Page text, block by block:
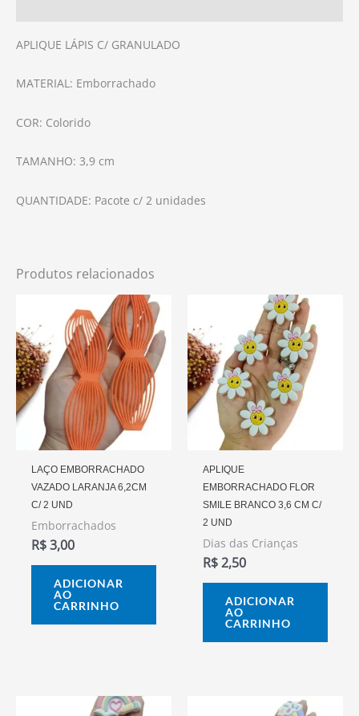
APLIQUE LÁPIS C/ GRANULADO
MATERIAL: Emborrachado
COR: Colorido
TAMANHO: 3,9 cm
QUANTIDADE: Pacote c/ 2 unidades
Produtos relacionados
LAÇO EMBORRACHADO
VAZADO LARANJA 6,2CM
C/ 2 UND
Emborrachados
R$3,00
ADICIONAR
AO
CARRINHO
APLIQUE
EMBORRACHADO FLOR
SMILE BRANCO 3,6 CM C/
2 UND
Dias das Crianças
R$2,50
ADICIONAR
AO
CARRINHO